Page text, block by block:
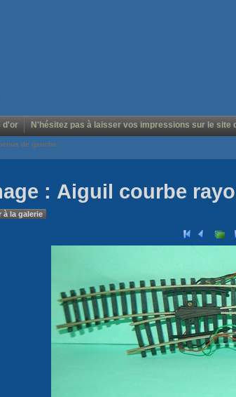
d'or N'hésitez pas à laisser vos impressions sur le site
de gauche
: Aiguil courbe
à la galerie